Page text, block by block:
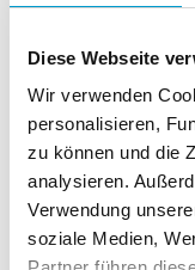
Diese Webseite
Wir verwenden
personalisieren,
zu können und die
analysieren.
Verwendung
soziale Medien,